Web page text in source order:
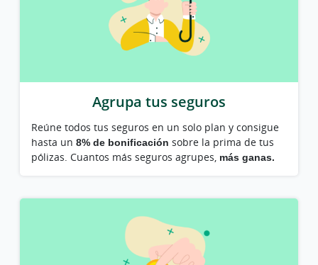
Agrupa tus seguros
Reúne todos tus seguros en un solo plan y consigue
hasta un 8% de bonificación sobre la prima de tus
pólizas. Cuantos más seguros agrupes, más ganas.